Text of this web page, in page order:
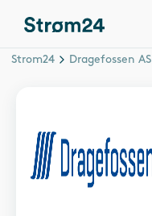
Strom24 Dragefossen AS